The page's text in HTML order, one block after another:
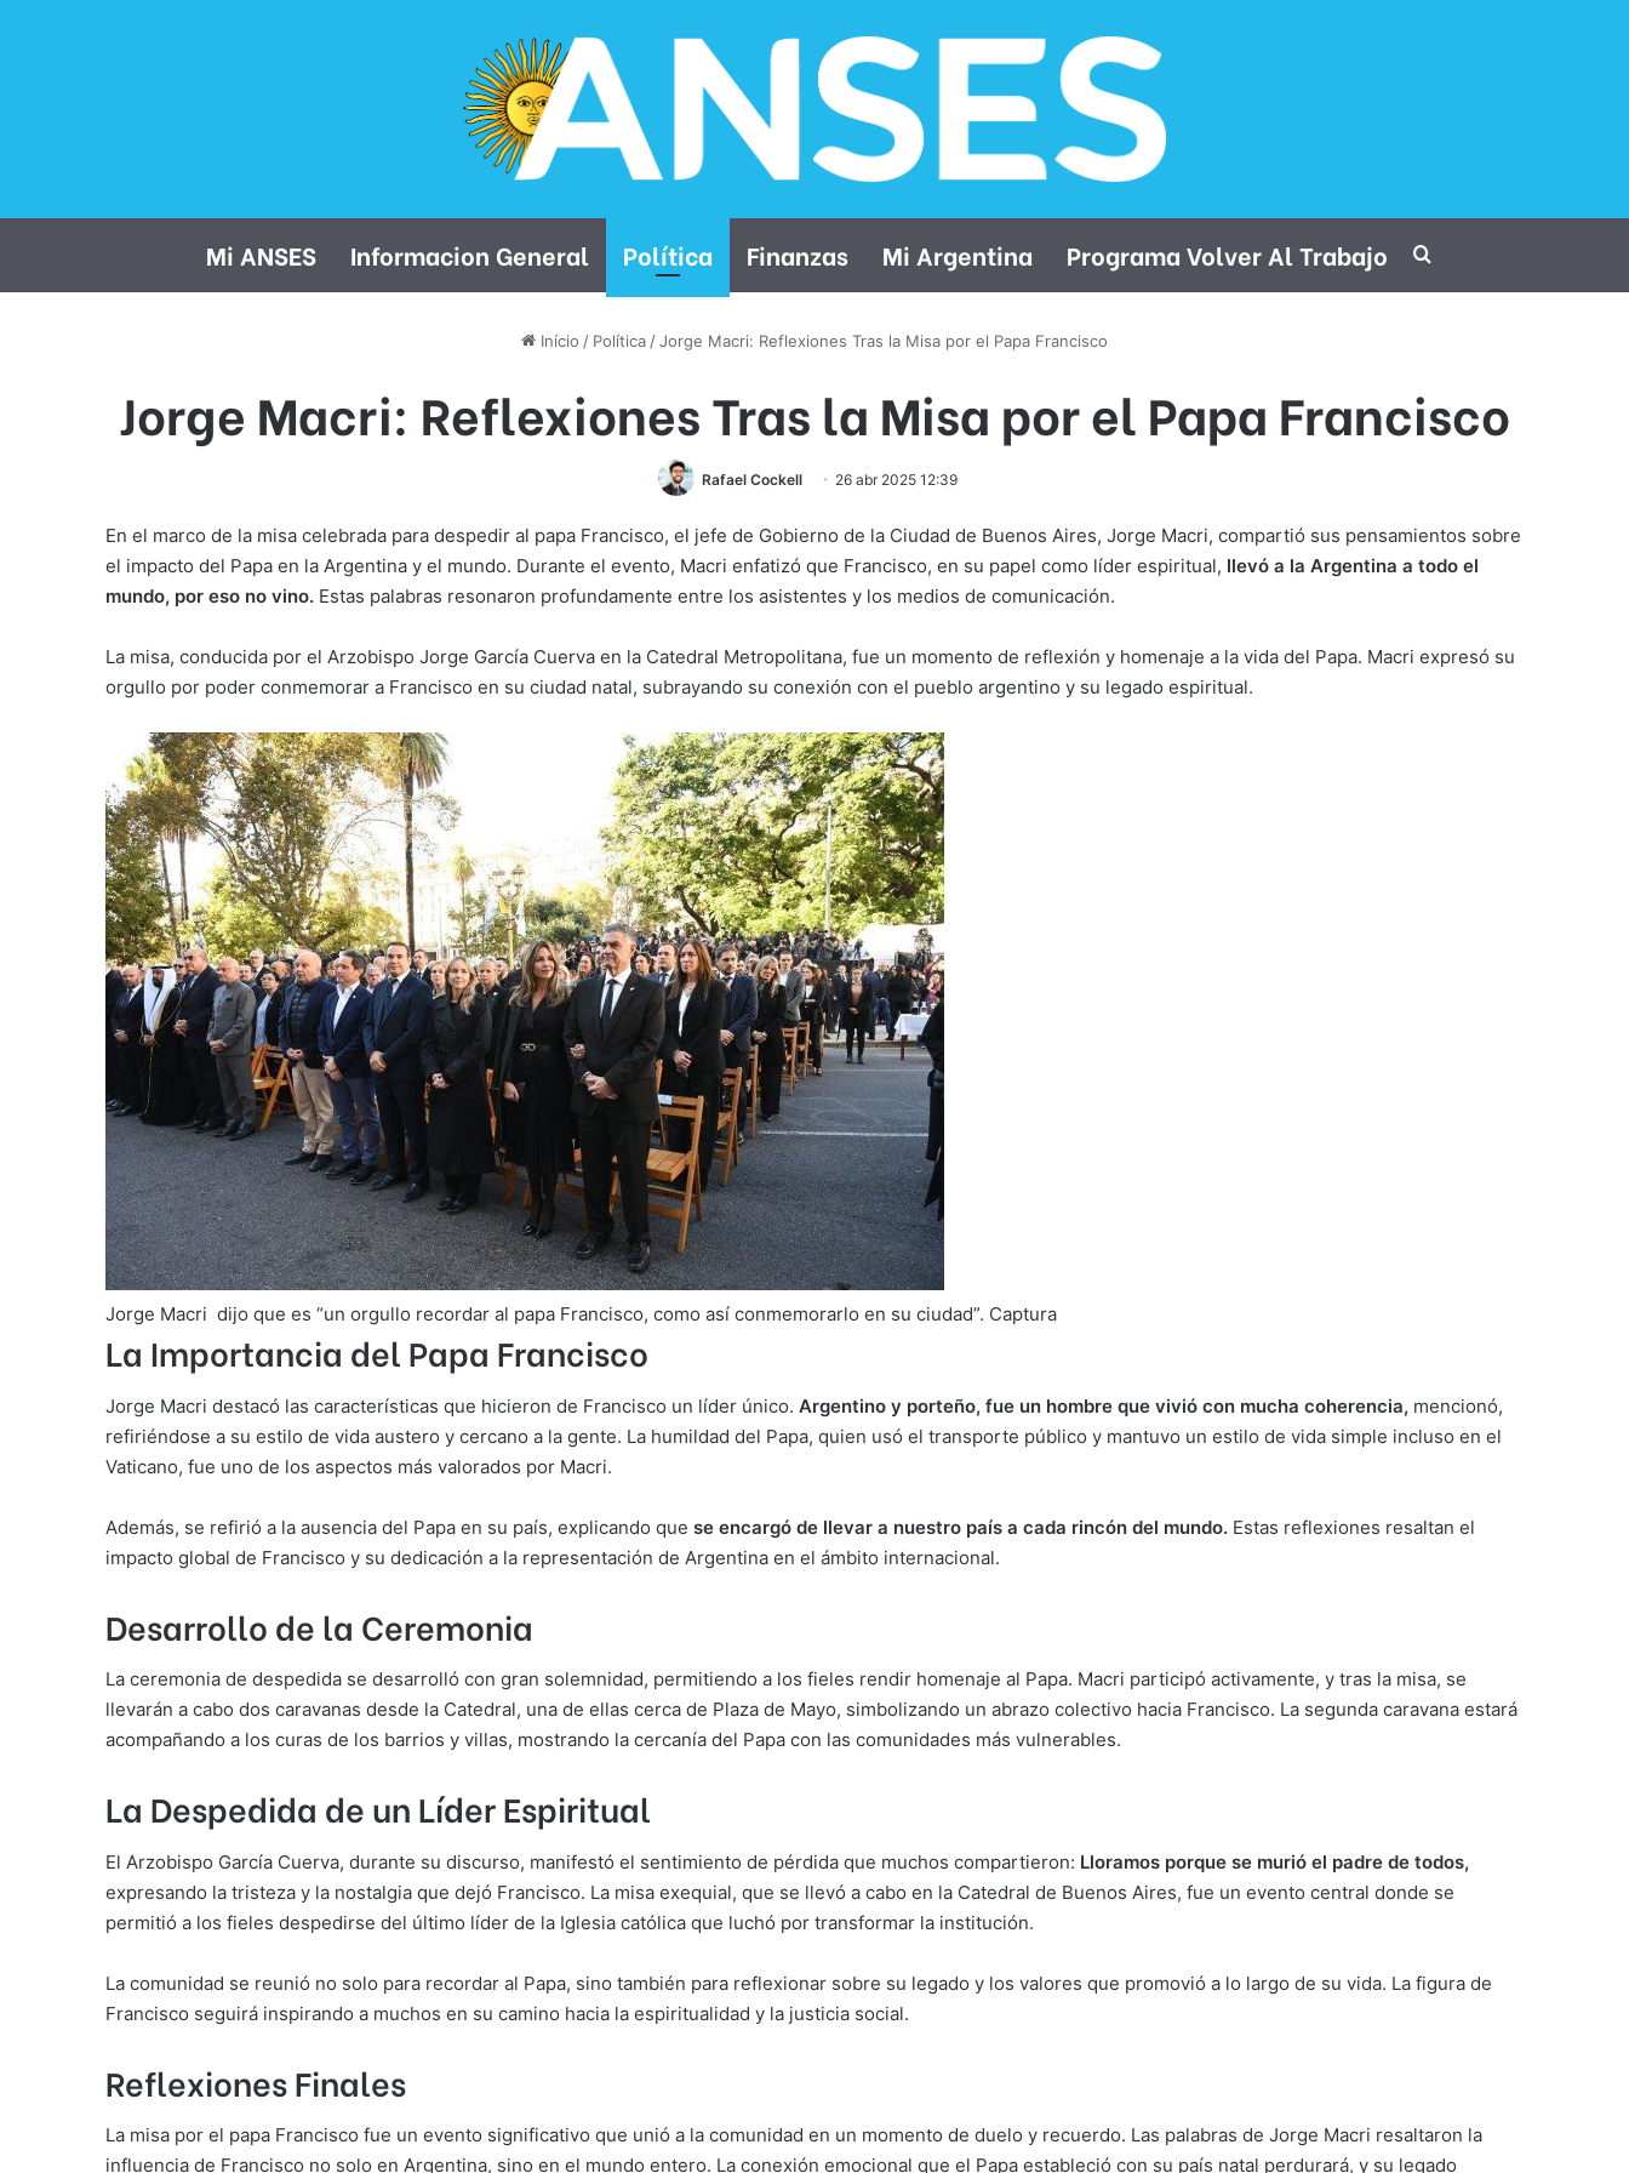
Mi ANSES Informacion General Política Finanzas Mi Argentina Programa Volver Al Trabajo
Início / Política /Jorge Macri: Reflexiones Tras la Misa por el Papa Francisco
Jorge Macri: Reflexiones Tras la Misa por el Papa Francisco
Rafael Cockell 26 abr 2025 12:39
En el marco de la misa celebrada para despedir al papa Francisco, el jefe de Gobierno de la Ciudad de Buenos Aires, Jorge Macri, compartió sus pensamientos sobre
el impacto del Papa en la Argentina y el mundo. Durante el evento, Macri enfatizó que Francisco, en su papel como líder espiritual, llevó a la Argentina a todo el
mundo, por eso no vino. Estas palabras resonaron profundamente entre los asistentes y los medios de comunicación.
La misa, conducida por el Arzobispo Jorge García Cuerva en la Catedral Metropolitana, fue un momento de reflexión y homenaje a la vida del Papa. Macri expresó su
orgullo por poder conmemorar a Francisco en su ciudad natal, subrayando su conexión con el pueblo argentino y su legado espiritual.
Jorge Macri dijo que es “un orgullo recordar al papa Francisco, como así conmemorarlo en su ciudad”. Captura
La Importancia del Papa Francisco
Jorge Macri destacó las características que hicieron de Francisco un líder único. Argentino y porteño, fue un hombre que vivió con mucha coherencia, mencionó,
refiriéndose a su estilo de vida austero y cercano a la gente. La humildad del Papa, quien usó el transporte público y mantuvo un estilo de vida simple incluso en el
Vaticano, fue uno de los aspectos más valorados por Macri.
Además, se refirió a la ausencia del Papa en su país, explicando que se encargó de llevar a nuestro país a cada rincón del mundo. Estas reflexiones resaltan el
impacto global de Francisco y su dedicación a la representación de Argentina en el ámbito internacional.
Desarrollo de la Ceremonia
La ceremonia de despedida se desarrolló con gran solemnidad, permitiendo a los fieles rendir homenaje al Papa. Macri participó activamente, y tras la misa, se
llevarán a cabo dos caravanas desde la Catedral, una de ellas cerca de Plaza de Mayo, simbolizando un abrazo colectivo hacia Francisco. La segunda caravana estará
acompañando a los curas de los barrios y villas, mostrando la cercanía del Papa con las comunidades más vulnerables.
La Despedida de un Líder Espiritual
El Arzobispo García Cuerva, durante su discurso, manifestó el sentimiento de pérdida que muchos compartieron: Lloramos porque se murió el padre de todos,
expresando la tristeza y la nostalgia que dejó Francisco. La misa exequial, que se llevó a cabo en la Catedral de Buenos Aires, fue un evento central donde se
permitió a los fieles despedirse del último líder de la Iglesia católica que luchó por transformar la institución.
La comunidad se reunió no solo para recordar al Papa, sino también para reflexionar sobre su legado y los valores que promovió a lo largo de su vida. La figura de
Francisco seguirá inspirando a muchos en su camino hacia la espiritualidad y la justicia social.
Reflexiones Finales
La misa por el papa Francisco fue un evento significativo que unió a la comunidad en un momento de duelo y recuerdo. Las palabras de Jorge Macri resaltaron la
influencia de Francisco no solo en Argentina, sino en el mundo entero. La conexión emocional que el Papa estableció con su país natal perdurará, y su legado